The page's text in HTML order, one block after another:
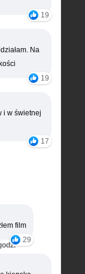
19
Na
19
i w świetnej
17
film
29